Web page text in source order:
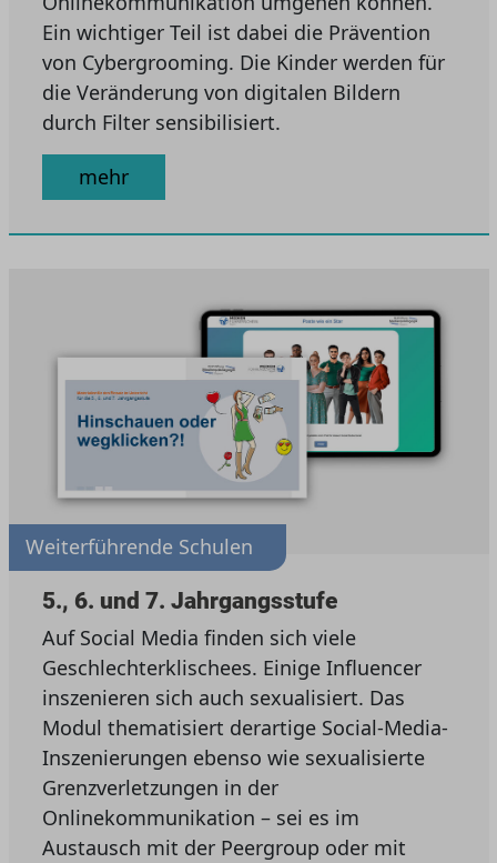
Ein wichtiger Teil ist dabei die Prävention
von Cybergrooming. Die Kinder werden für
die Veränderung von digitalen Bildern
durch Filter sensibilisiert.
mehr
Weiterführende Schulen
5., 6. und 7. Jahrgangsstufe
Auf Social Media finden sich viele
Geschlechterklischees. Einige Influencer
inszenieren sich auch sexualisiert. Das
Modul thematisiert derartige Social-Media-
Inszenierungen ebenso wie sexualisierte
Grenzverletzungen in der
Onlinekommunikation – sei es im
Austausch mit der Peergroup oder mit